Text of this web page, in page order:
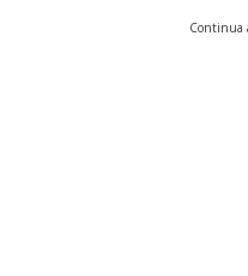
Continua